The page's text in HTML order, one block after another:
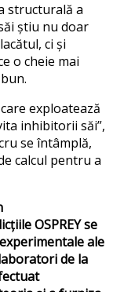
structurală a
știu nu doar
ci și
o cheie mai
care exploatează
inhibitorii săi”,
se întâmplă,
calcul pentru a
OSPREY se
ale
de la